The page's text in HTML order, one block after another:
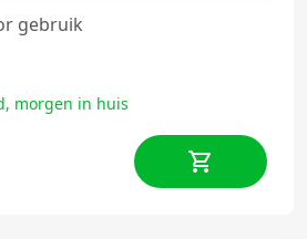
gebruik
morgen in huis